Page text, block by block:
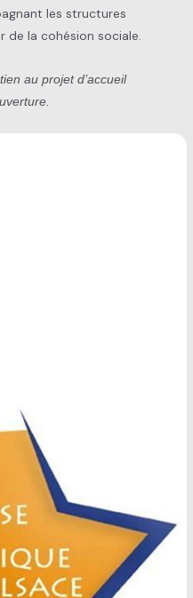
les structures
la cohésion sociale.
au projet d’accueil